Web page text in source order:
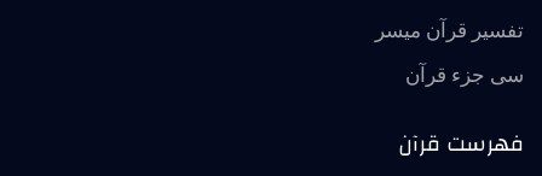
تفسير قرآن ميسر
سی جزء قرآن
فهرست قرآن